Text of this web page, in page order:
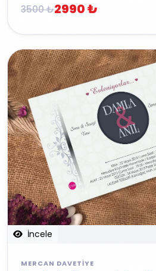
3500 ₺2990 ₺
İncele
MERCAN DAVETIYE